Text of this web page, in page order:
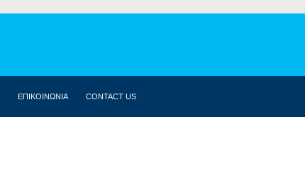
ΕΠΙΚΟΙΝΩΝΙΑ CONTACT US